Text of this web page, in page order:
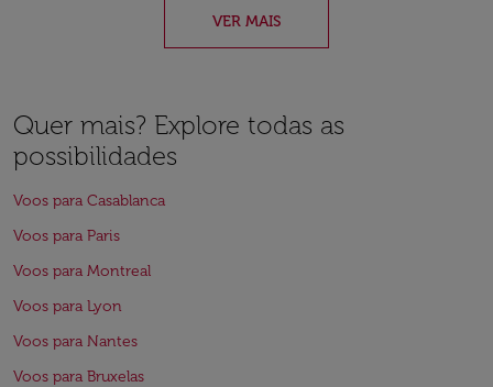
VER MAIS
Quer mais? Explore todas as
possibilidades
Voos para Casablanca
Voos para Paris
Voos para Montreal
Voos para Lyon
Voos para Nantes
Voos para Bruxelas